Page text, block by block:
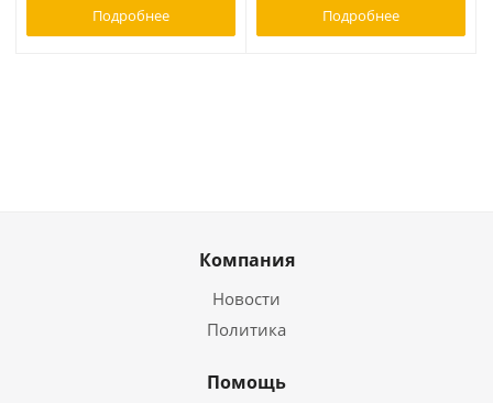
Подробнее Подробнее
Компания
Новости
Политика
Помощь